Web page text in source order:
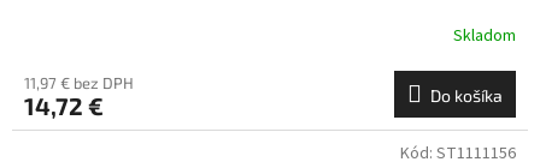
Skladom
11,97 € bez DPH
14,72 € Do košíka
Kód: ST1111156